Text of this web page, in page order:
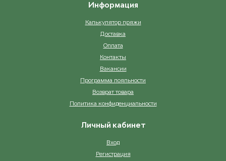
Информация
Калькулятор пряжи
Доставка
Оплата
Контакты
Вакансии
Программа лояльности
Возврат товара
Политика конфиденциальности
Личный кабинет
Вход
Регистрация